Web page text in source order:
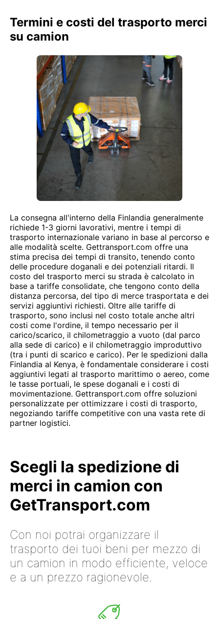
Termini e costi del trasporto merci
su camion
La consegna all'interno della Finlandia generalmente
richiede 1-3 giorni lavorativi, mentre i tempi di
trasporto internazionale variano in base al percorso e
alle modalità scelte. Gettransport.com offre una
stima precisa dei tempi di transito, tenendo conto
delle procedure doganali e dei potenziali ritardi. Il
costo del trasporto merci su strada è calcolato in
base a tariffe consolidate, che tengono conto della
distanza percorsa, del tipo di merce trasportata e dei
servizi aggiuntivi richiesti. Oltre alle tariffe di
trasporto, sono inclusi nel costo totale anche altri
costi come l'ordine, il tempo necessario per il
carico/scarico, il chilometraggio a vuoto (dal parco
alla sede di carico) e il chilometraggio improduttivo
(tra i punti di scarico e carico). Per le spedizioni dalla
Finlandia al Kenya, è fondamentale considerare i costi
aggiuntivi legati al trasporto marittimo o aereo, come
le tasse portuali, le spese doganali e i costi di
movimentazione. Gettransport.com offre soluzioni
personalizzate per ottimizzare i costi di trasporto,
negoziando tariffe competitive con una vasta rete di
partner logistici.
Scegli la spedizione di
merci in camion con
GetTransport.com
Con noi potrai organizzare il
trasporto dei tuoi beni per mezzo di
un camion in modo efficiente, veloce
e a un prezzo ragionevole.